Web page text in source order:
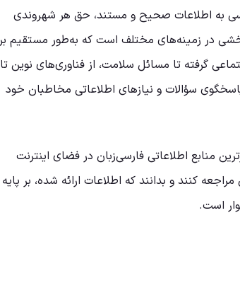
به اطلاعات صحیح و مستند، حق هر شهروندی
در زمینه‌های مختلف است که به‌طور مستقیم بر
گرفته تا مسائل سلامت، از فناوری‌های نوین تا
سؤالات و نیازهای اطلاعاتی مخاطبان خود
منابع اطلاعاتی فارسی‌زبان در فضای اینترنت
کنند و بدانند که اطلاعات ارائه شده، بر پایه
است.